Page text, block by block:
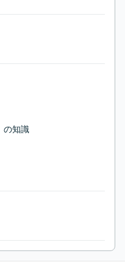
の知識